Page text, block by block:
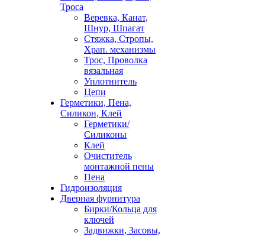
Троса
Веревка, Канат,
Шнур, Шпагат
Стяжка, Стропы,
Храп. механизмы
Трос, Проволка
вязальная
Уплотнитель
Цепи
Герметики, Пена,
Силикон, Клей
Герметики/
Силиконы
Клей
Очиститель
монтажной пены
Пена
Гидроизоляция
Дверная фурнитура
Бирки/Кольца для
ключей
Задвижки, Засовы,